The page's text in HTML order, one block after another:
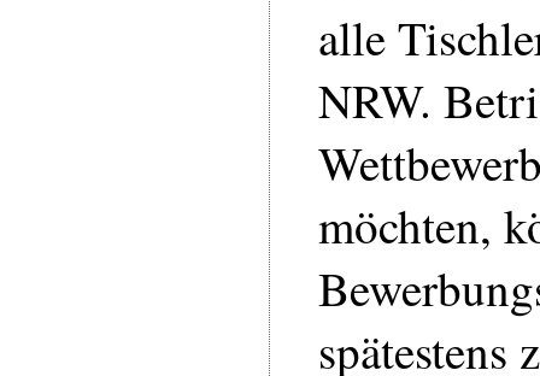
alle
NRW.
möchten,
spätestens